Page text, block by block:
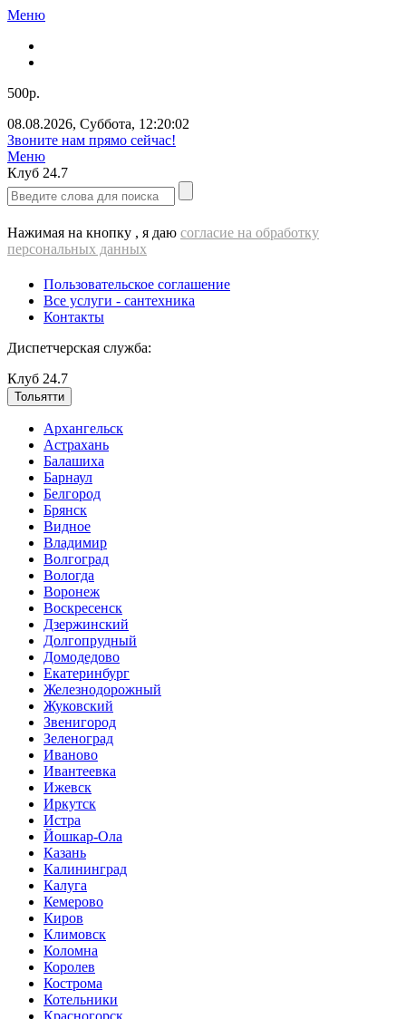
Меню
500р.
08.08.2026, Суббота, 12:20:02
Звоните нам прямо сейчас!
Меню
Клуб 24.7
Нажимая на кнопку , я даю согласие на обработку
персональных данных
Пользовательское соглашение
Все услуги - cантехника
Контакты
Диспетчерская служба:
Клуб 24.7
Тольятти
Архангельск
Астрахань
Балашиха
Барнаул
Белгород
Брянск
Видное
Владимир
Волгоград
Вологда
Воронеж
Воскресенск
Дзержинский
Долгопрудный
Домодедово
Екатеринбург
Железнодорожный
Жуковский
Звенигород
Зеленоград
Иваново
Ивантеевка
Ижевск
Иркутск
Истра
Йошкар-Ола
Казань
Калининград
Калуга
Кемерово
Киров
Климовск
Коломна
Королев
Кострома
Котельники
Красногорск